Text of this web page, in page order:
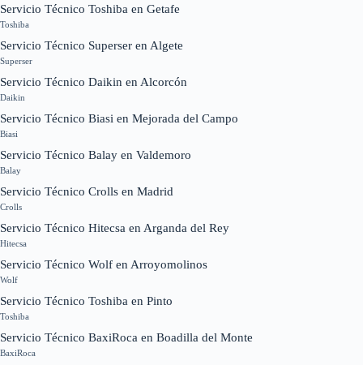
Servicio Técnico Toshiba en Getafe
Toshiba
Servicio Técnico Superser en Algete
Superser
Servicio Técnico Daikin en Alcorcón
Daikin
Servicio Técnico Biasi en Mejorada del Campo
Biasi
Servicio Técnico Balay en Valdemoro
Balay
Servicio Técnico Crolls en Madrid
Crolls
Servicio Técnico Hitecsa en Arganda del Rey
Hitecsa
Servicio Técnico Wolf en Arroyomolinos
Wolf
Servicio Técnico Toshiba en Pinto
Toshiba
Servicio Técnico BaxiRoca en Boadilla del Monte
BaxiRoca